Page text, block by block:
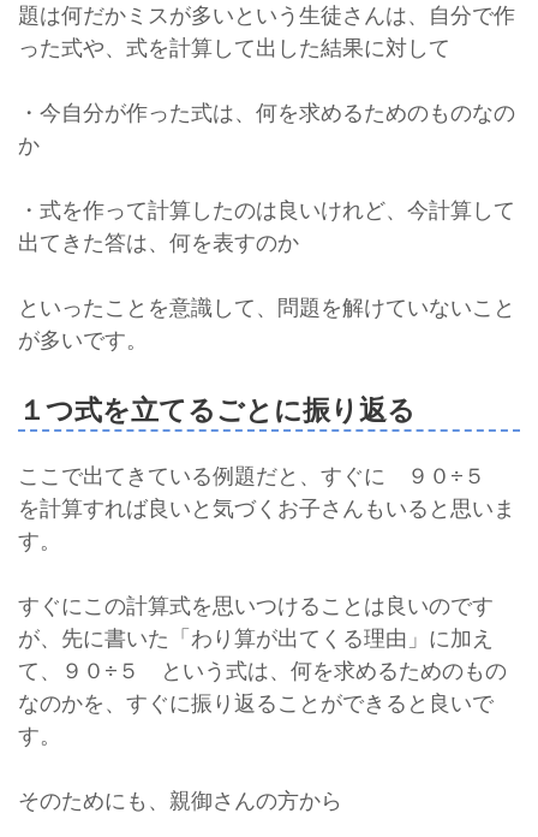
題は何だかミスが多いという生徒さんは、自分で作
った式や、式を計算して出した結果に対して
・今自分が作った式は、何を求めるためのものなの
か
・式を作って計算したのは良いけれど、今計算して
出てきた答は、何を表すのか
といったことを意識して、問題を解けていないこと
が多いです。
１つ式を立てるごとに振り返る
ここで出てきている例題だと、すぐに ９０÷５
を計算すれば良いと気づくお子さんもいると思いま
す。
すぐにこの計算式を思いつけることは良いのです
が、先に書いた「わり算が出てくる理由」に加え
て、９０÷５ という式は、何を求めるためのもの
なのかを、すぐに振り返ることができると良いで
す。
そのためにも、親御さんの方から